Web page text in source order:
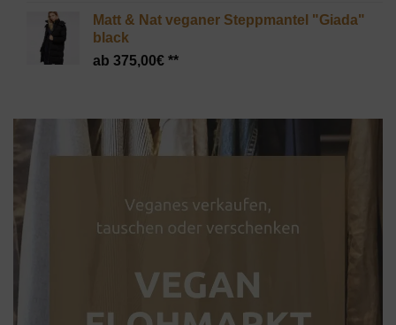
Matt & Nat veganer Steppmantel "Giada"
black
375,00€